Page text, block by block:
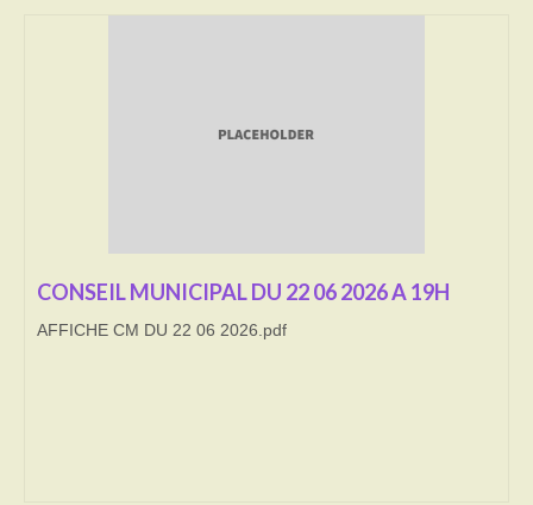
Démarches administratives
Service des eaux
CONSEIL MUNICIPAL DU 22 06 2026 A 19H
AFFICHE CM DU 22 06 2026.pdf